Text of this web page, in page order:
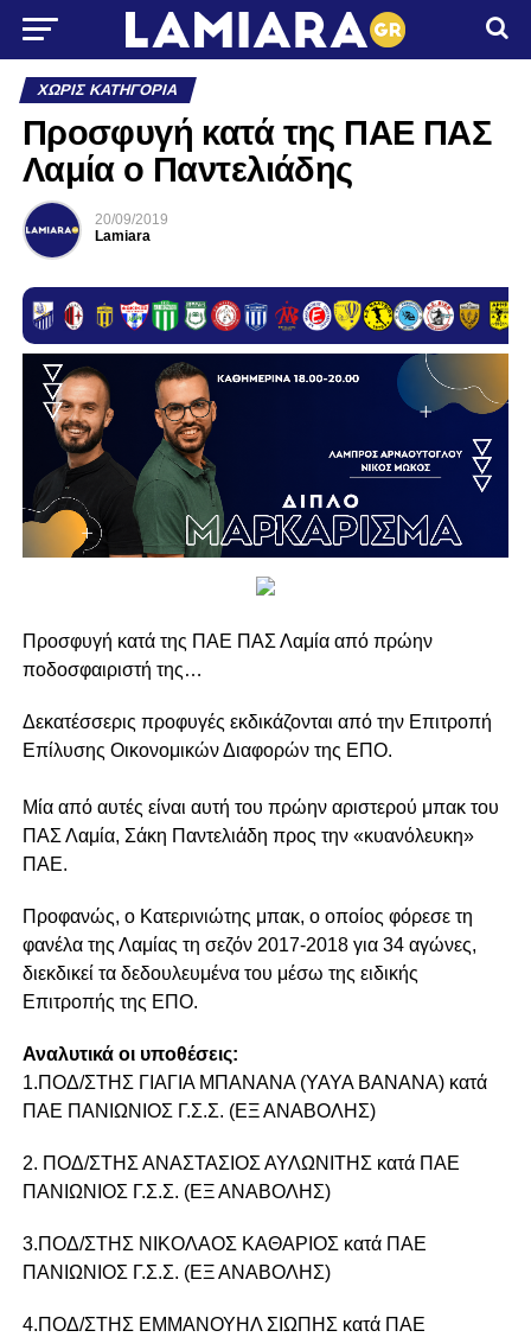
ΧΩΡΊΣ ΚΑΤΗΓΟΡΊΑ
Προσφυγή κατά της ΠΑΕ ΠΑΣ
Λαμία ο Παντελιάδης
20/09/2019
Lamiara
Προσφυγή κατά της ΠΑΕ ΠΑΣ Λαμία από πρώην
ποδοσφαιριστή της…
Δεκατέσσερις προφυγές εκδικάζονται από την Επιτροπή
Επίλυσης Οικονομικών Διαφορών της ΕΠΟ.
Μία από αυτές είναι αυτή του πρώην αριστερού μπακ του
ΠΑΣ Λαμία, Σάκη Παντελιάδη προς την «κυανόλευκη»
ΠΑΕ.
Προφανώς, ο Κατερινιώτης μπακ, ο οποίος φόρεσε τη
φανέλα της Λαμίας τη σεζόν 2017-2018 για 34 αγώνες,
διεκδικεί τα δεδουλευμένα του μέσω της ειδικής
Επιτροπής της ΕΠΟ.
Αναλυτικά οι υποθέσεις:
1.ΠΟΔ/ΣΤΗΣ ΓΙΑΓΙΑ ΜΠΑΝΑΝΑ (YAYA BANANA) κατά
ΠΑΕ ΠΑΝΙΩΝΙΟΣ Γ.Σ.Σ. (ΕΞ ΑΝΑΒΟΛΗΣ)
2. ΠΟΔ/ΣΤΗΣ ΑΝΑΣΤΑΣΙΟΣ ΑΥΛΩΝΙΤΗΣ κατά ΠΑΕ
ΠΑΝΙΩΝΙΟΣ Γ.Σ.Σ. (ΕΞ ΑΝΑΒΟΛΗΣ)
3.ΠΟΔ/ΣΤΗΣ ΝΙΚΟΛΑΟΣ ΚAΘΑΡΙΟΣ κατά ΠΑΕ
ΠΑΝΙΩΝΙΟΣ Γ.Σ.Σ. (ΕΞ ΑΝΑΒΟΛΗΣ)
4.ΠΟΔ/ΣΤΗΣ ΕΜΜΑΝΟΥΗΛ ΣΙΩΠΗΣ κατά ΠΑΕ